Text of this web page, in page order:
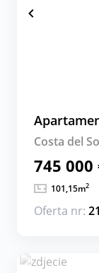
Costa del
745 000
101,15m2
Oferta nr: